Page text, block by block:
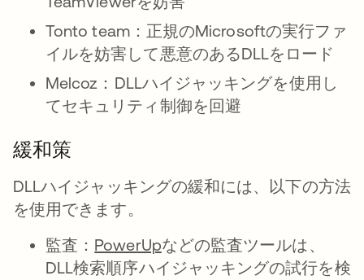
Tonto team：正規のMicrosoftの実行ファ
イルを妨害して悪意のあるDLLをロード
Melcoz：DLLハイジャッキングを使用し
てセキュリティ制御を回避
緩和策
DLLハイジャッキングの緩和には、以下の方法
を使用できます。
監査： PowerUpなどの監査ツールは、
DLL検索順序ハイジャッキングの試行を検